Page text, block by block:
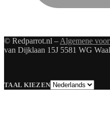
© Redparrot.nl – Algemene
van Dijklaan 15J 5581 WG
TAAL KIEZENTaal